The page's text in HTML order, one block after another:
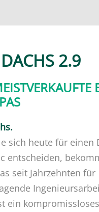
2.9
sich heute für einen
entscheiden,
seit Jahrzehnten für
ein kompromissloses